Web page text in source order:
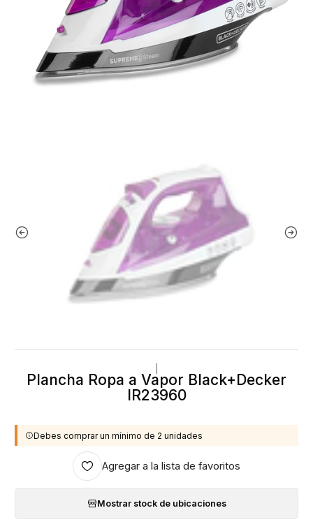
Plancha Ropa a Vapor Black+Decker
IR23960
Debes comprar un mínimo de 2 unidades
Agregar a la lista de favoritos
Mostrar stock de ubicaciones